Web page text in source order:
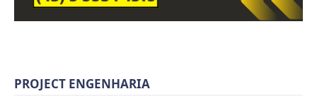
PROJECT ENGENHARIA